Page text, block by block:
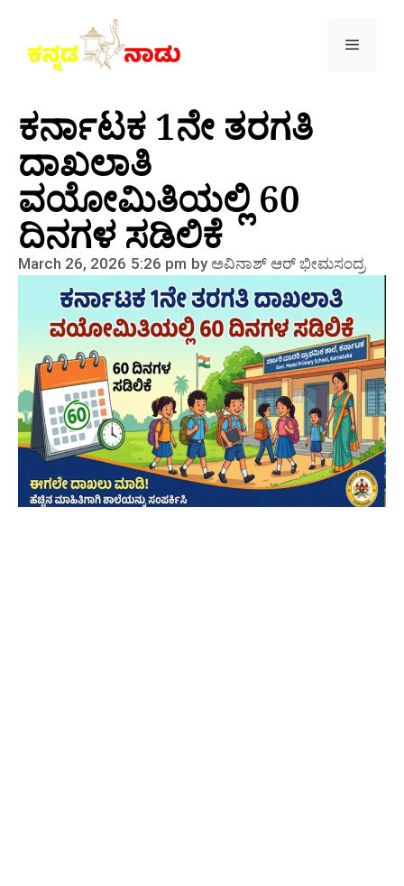
ಕರ್ನಾಟಕ 1ನೇ ತರಗತಿ
ದಾಖಲಾತಿ
ವಯೋಮಿತಿಯಲ್ಲಿ 60
ದಿನಗಳ ಸಡಿಲಿಕೆ
March 26, 2026 5:26 pm byಅವಿನಾಶ್‌ ಆರ್‌ ಭೀಮಸಂದ್ರ